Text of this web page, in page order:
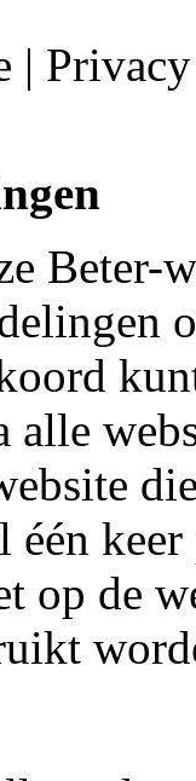
|
Beter-
op de